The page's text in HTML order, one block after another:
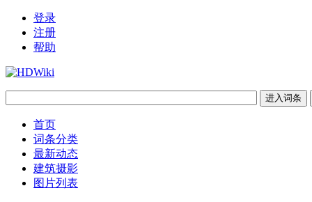
登录
注册
帮助
首页
词条分类
最新动态
建筑摄影
图片列表